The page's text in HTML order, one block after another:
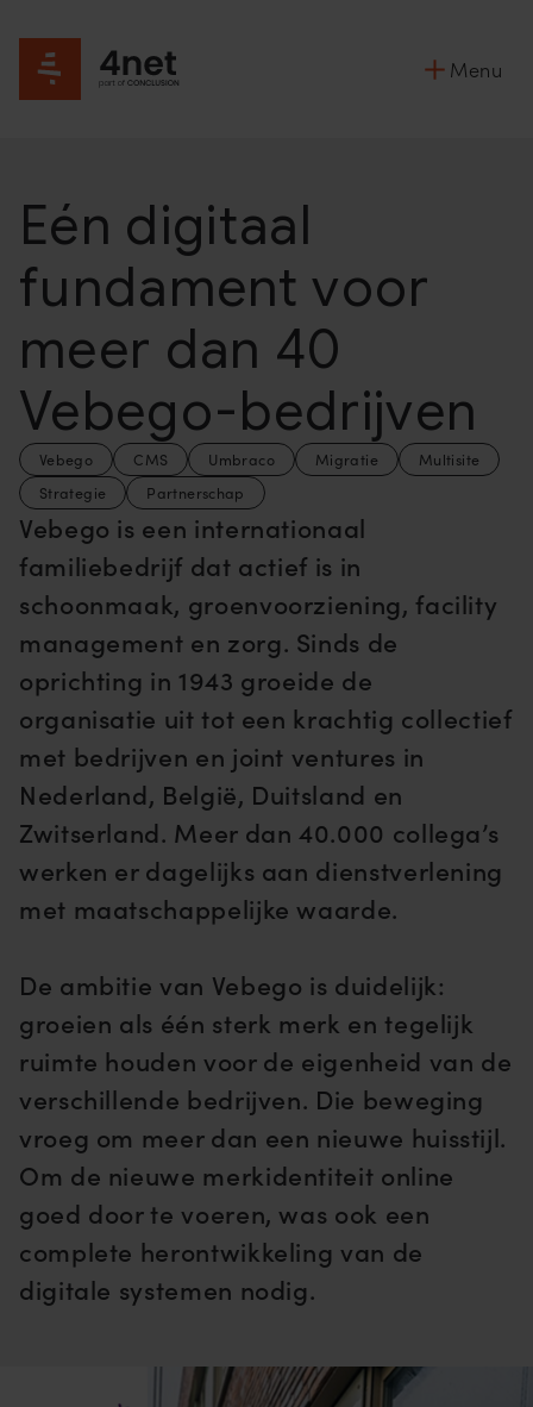
Menu
Eén digitaal
fundament voor
meer dan 40
Vebego-bedrijven
Vebego CMS Umbraco Migratie
Multisite
Strategie
Partnerschap
Vebego is een internationaal
familiebedrijf dat actief is in
schoonmaak, groenvoorziening, facility
management en zorg. Sinds de
oprichting in 1943 groeide de
organisatie uit tot een krachtig collectief
met bedrijven en joint ventures in
Nederland, België, Duitsland en
Zwitserland. Meer dan 40.000 collega’s
werken er dagelijks aan dienstverlening
met maatschappelijke waarde.
De ambitie van Vebego is duidelijk:
groeien als één sterk merk en tegelijk
ruimte houden voor de eigenheid van de
verschillende bedrijven. Die beweging
vroeg om meer dan een nieuwe huisstijl.
Om de nieuwe merkidentiteit online
goed door te voeren, was ook een
complete herontwikkeling van de
digitale systemen nodig.